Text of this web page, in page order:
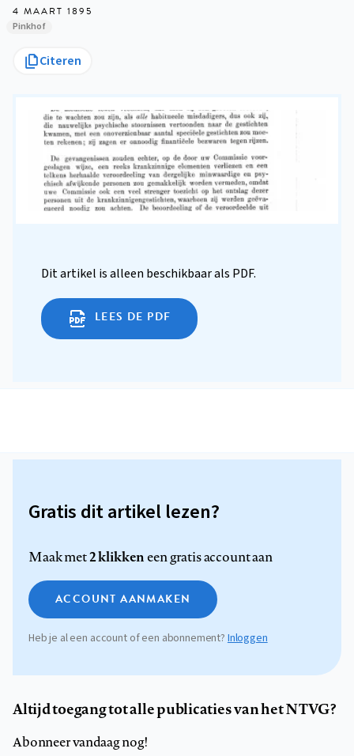
4 MAART 1895
Pinkhof
Citeren
Dit artikel is alleen beschikbaar als PDF.
LEES DE PDF
Gratis dit artikel lezen?
Maak met2 klikkeneen gratis account aan
ACCOUNT AANMAKEN
Heb je al een account of een abonnement? Inloggen
Altijd toegang tot alle publicaties van het NTVG?
Abonneer vandaag nog!